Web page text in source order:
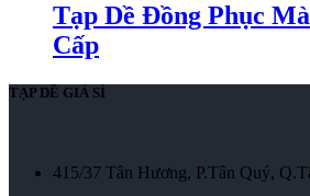
Tạp Dề Đồng Phục
Cấp
TẠP DỀ GIÁ SỈ
415/37 Tân Hương, P.Tân Quý,